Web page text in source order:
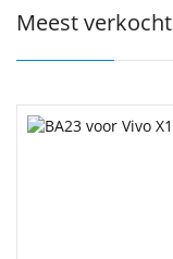
Meest verkocht